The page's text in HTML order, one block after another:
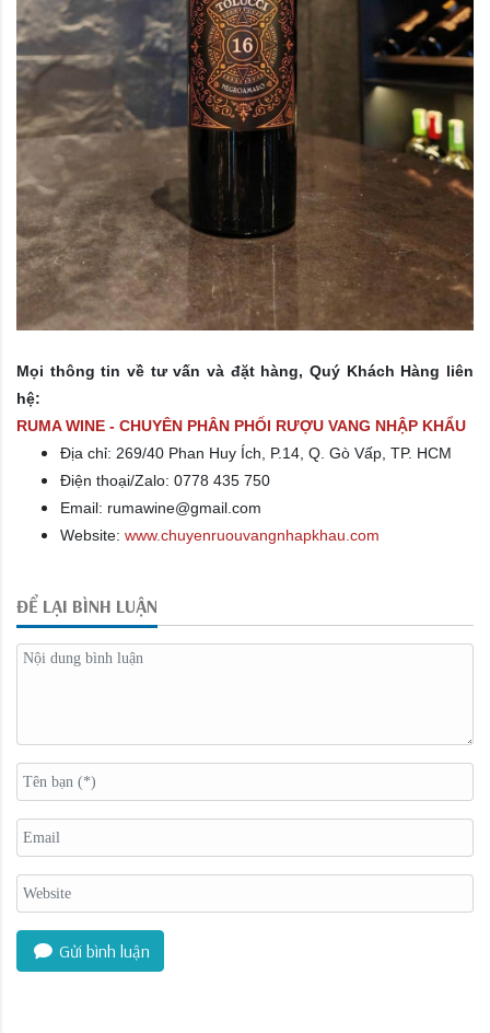
Mọi thông tin về tư vấn và đặt hàng, Quý Khách Hàng liên
hệ:
RUMA WINE - CHUYÊN PHÂN PHỐI RƯỢU VANG NHẬP KHẨU
Địa chỉ: 269/40 Phan Huy Ích, P.14, Q. Gò Vấp, TP. HCM
Điện thoại/Zalo: 0778 435 750
Email: rumawine@gmail.com
Website: www.chuyenruouvangnhapkhau.com
ĐỂ LẠI BÌNH LUẬN
Gửi bình luận